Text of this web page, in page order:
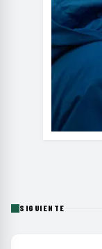
SIGUIENTE